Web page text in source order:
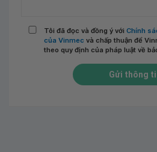
Tôi đã đọc và đồng ý với Chính
của Vinmec và chấp thuận để
theo quy định của pháp luật về
Gửi thông